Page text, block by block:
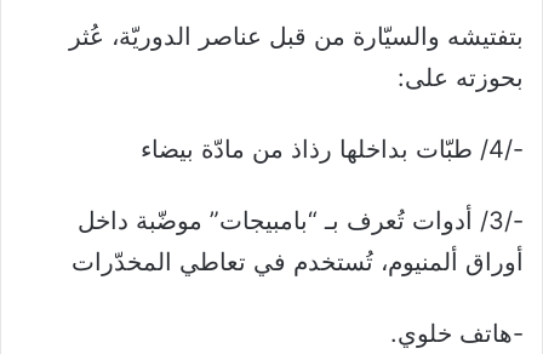
بتفتيشه والسيّارة من قبل عناصر الدوريّة، عُثر
بحوزته على:
-/4/ طبّات بداخلها رذاذ من مادّة بيضاء
-/3/ أدوات تُعرف بـ “بامبيجات” موضّبة داخل
أوراق ألمنيوم، تُستخدم في تعاطي المخدّرات
-هاتف خلوي.